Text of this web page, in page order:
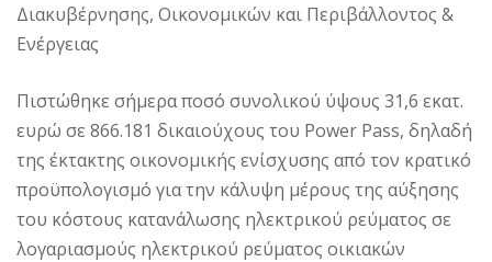
Διακυβέρνησης, Οικονομικών και Περιβάλλοντος &
Ενέργειας
Πιστώθηκε σήμερα ποσό συνολικού ύψους 31,6 εκατ.
ευρώ σε 866.181 δικαιούχους του Power Pass, δηλαδή
της έκτακτης οικονομικής ενίσχυσης από τον κρατικό
προϋπολογισμό για την κάλυψη μέρους της αύξησης
του κόστους κατανάλωσης ηλεκτρικού ρεύματος σε
λογαριασμούς ηλεκτρικού ρεύματος οικιακών